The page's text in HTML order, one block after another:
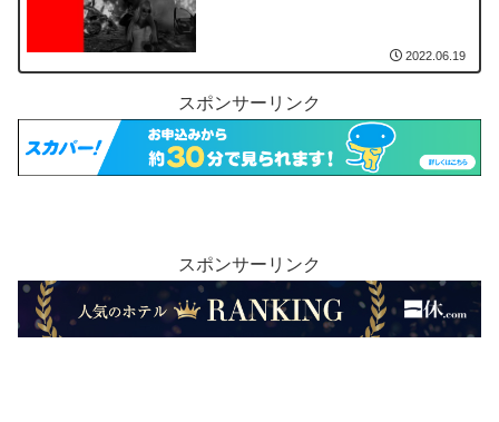
2022.06.19
スポンサーリンク
スポンサーリンク